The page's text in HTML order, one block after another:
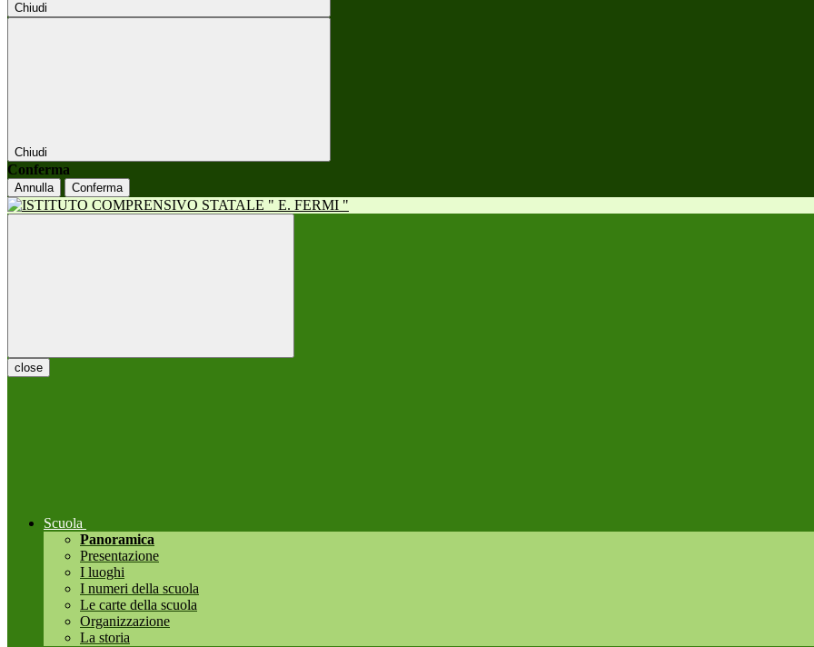
Chiudi
Chiudi
Conferma
Annulla Conferma
close
Scuola
Panoramica
Presentazione
I luoghi
I numeri della scuola
Le carte della scuola
Organizzazione
La storia